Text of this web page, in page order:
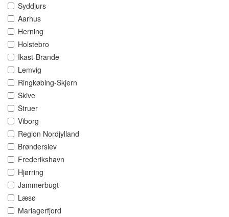
Syddjurs
Aarhus
Herning
Holstebro
Ikast-Brande
Lemvig
Ringkøbing-Skjern
Skive
Struer
Viborg
Region Nordjylland
Brønderslev
Frederikshavn
Hjørring
Jammerbugt
Læsø
Mariagerfjord